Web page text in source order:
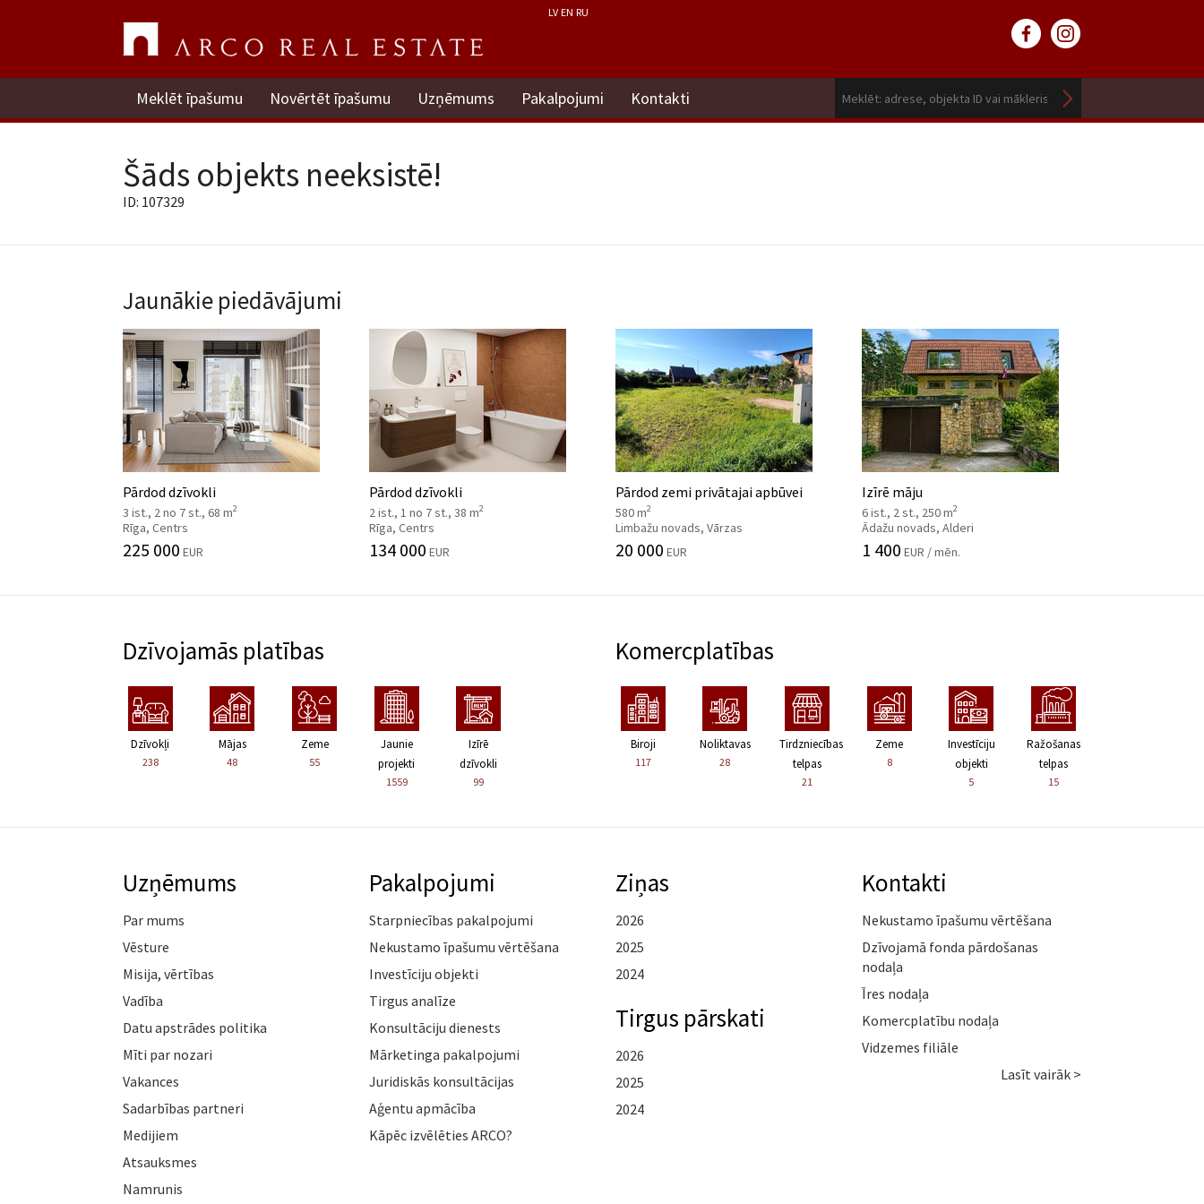
LV EN RU
Meklēt īpašumu Novērtēt īpašumu Uzņēmums Pakalpojumi Kontakti
Šāds objekts neeksistē!
ID: 107329
Jaunākie piedāvājumi
Pārdod dzīvokli
3 ist., 2 no 7 st., 68 m2
Rīga, Centrs
225 000 EUR
Pārdod dzīvokli
2 ist., 1 no 7 st., 38 m2
Rīga, Centrs
134 000 EUR
Pārdod zemi privātajai apbūvei
580 m2
Limbažu novads, Vārzas
20 000 EUR
Izīrē māju
6 ist., 2 st., 250 m2
Ādažu novads, Alderi
1 400 EUR / mēn.
Dzīvojamās platības
Dzīvokļi
238
Mājas
48
Zeme
55
Jaunie
projekti
1559
Izīrē
dzīvokli
99
Komercplatības
Biroji
117
Noliktavas
28
Tirdzniecības
telpas
21
Zeme
8
Investīciju
objekti
5
Ražošanas
telpas
15
Uzņēmums
Par mums
Vēsture
Misija, vērtības
Vadība
Datu apstrādes politika
Mīti par nozari
Vakances
Sadarbības partneri
Medijiem
Atsauksmes
Namrunis
Pakalpojumi
Starpniecības pakalpojumi
Nekustamo īpašumu vērtēšana
Investīciju objekti
Tirgus analīze
Konsultāciju dienests
Mārketinga pakalpojumi
Juridiskās konsultācijas
Aģentu apmācība
Kāpēc izvēlēties ARCO?
Ziņas
2026
2025
2024
Tirgus pārskati
2026
2025
2024
Kontakti
Nekustamo īpašumu vērtēšana
Dzīvojamā fonda pārdošanas
nodaļa
Īres nodaļa
Komercplatību nodaļa
Vidzemes filiāle
Lasīt vairāk >